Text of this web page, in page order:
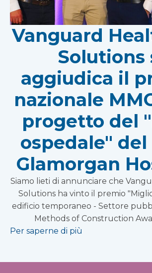
Vanguard
Solutions
aggiudica il
nazionale
progetto del
ospedale" del
Glamorgan
Siamo lieti di annunciare che
Solutions ha vinto il premio
edificio temporaneo - Settore
Methods of Construction
Per saperne di più